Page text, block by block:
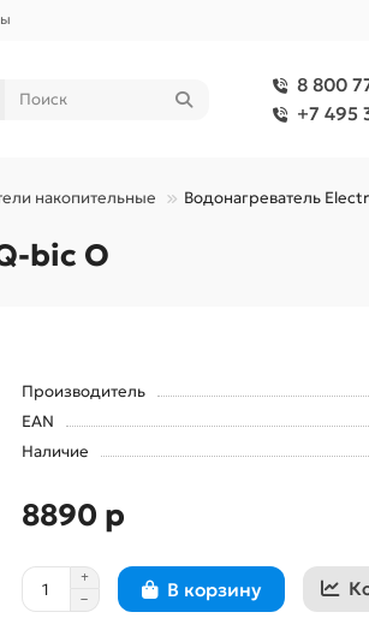
8 800
+7 495
накопительные Водонагреватель
bic O
Производитель
EAN
Наличие
8890 р
В корзину